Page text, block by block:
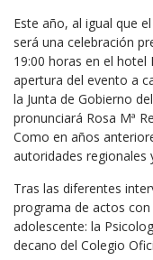
Este año, al igual que
será una celebración
19:00 horas en el
apertura del evento a
la Junta de Gobierno
pronunciará Rosa Mª
Como en años
autoridades regionales
Tras las diferentes
programa de actos
adolescente: la
decano del Colegio